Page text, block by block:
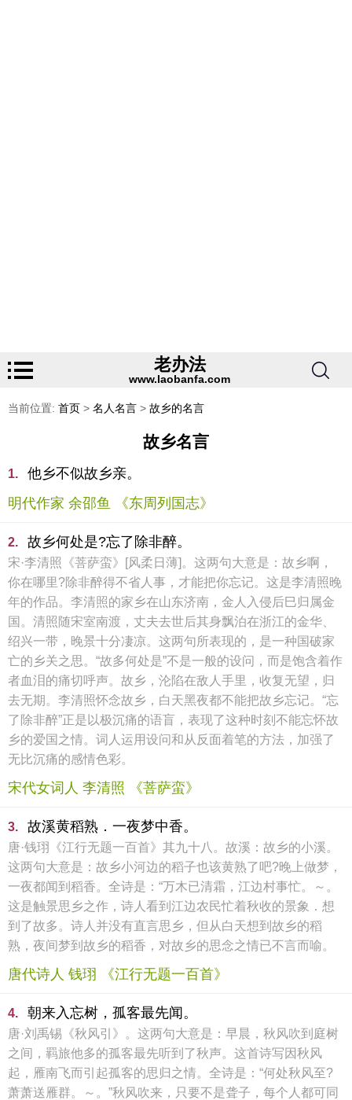
老办法
www.laobanfa.com
当前位置: 首页 > 名人名言 > 故乡的名言
故乡名言
1.
他乡不似故乡亲。
明代作家 余邵鱼 《东周列国志》
2. 故乡何处是?忘了除非醉。
宋·李清照《菩萨蛮》[风柔日薄]。这两句大意是：故乡啊，
你在哪里?除非醉得不省人事，才能把你忘记。这是李清照晚
年的作品。李清照的家乡在山东济南，金人入侵后巳归属金
国。清照随宋室南渡，丈夫去世后其身飘泊在浙江的金华、
绍兴一带，晚景十分凄凉。这两句所表现的，是一种国破家
亡的乡关之思。“故多何处是”不是一般的设问，而是饱含着作
者血泪的痛切呼声。故乡，沦陷在敌人手里，收复无望，归
去无期。李清照怀念故乡，白天黑夜都不能把故乡忘记。“忘
了除非醉”正是以极沉痛的语盲，表现了这种时刻不能忘怀故
乡的爱国之情。词人运用设问和从反面着笔的方法，加强了
无比沉痛的感情色彩。
宋代女词人 李清照 《菩萨蛮》
3. 故溪黄稻熟．一夜梦中香。
唐·钱珝《江行无题一百首》其九十八。故溪：故乡的小溪。
这两句大意是：故乡小河边的稻子也该黄熟了吧?晚上做梦，
一夜都闻到稻香。全诗是：“万木已清霜，江边村事忙。～。
这是触景思乡之作，诗人看到江边农民忙着秋收的景象．想
到了故多。诗人并没有直言思乡，但从白天想到故乡的稻
熟，夜间梦到故乡的稻香，对故乡的思念之情已不言而喻。
唐代诗人 钱珝 《江行无题一百首》
4. 朝来入忘树，孤客最先闻。
唐·刘禹锡《秋风引》。这两句大意是：早晨，秋风吹到庭树
之间，羁旅他多的孤客最先听到了秋声。这首诗写因秋风
起，雁南飞而引起孤客的思归之情。全诗是：“何处秋风至?
萧萧送雁群。～。”秋风吹来，只要不是聋子，每个人都可同